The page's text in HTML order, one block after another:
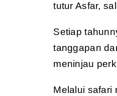
tutur Asfar,
Setiap
tanggapan
meninjau
Melalui safari